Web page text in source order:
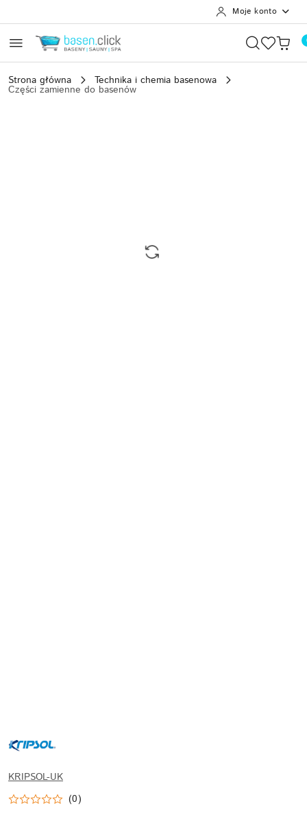
Moje konto
Strona główna Technika i chemia basenowa
Części zamienne do basenów
WEBP
KRIPSOL-UK
(0)